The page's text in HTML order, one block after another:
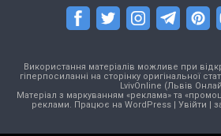
Використання матеріалів можливе при
гіперпосиланні на сторінку оригінальної
LvivOnline (Львів
Матеріал з маркуванням «реклама» та
реклами. Працює на WordPress| Увійти |